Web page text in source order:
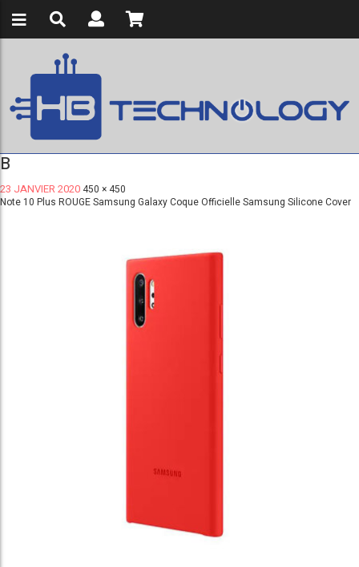
B
23 JANVIER 2020 450 × 450
Note 10 Plus ROUGE Samsung Galaxy Coque Officielle Samsung Silicone Cover